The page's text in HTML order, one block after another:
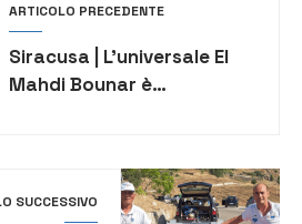
ARTICOLO PRECEDENTE
Siracusa | L’universale El
Mahdi Bounar è
SUCCESSIVO